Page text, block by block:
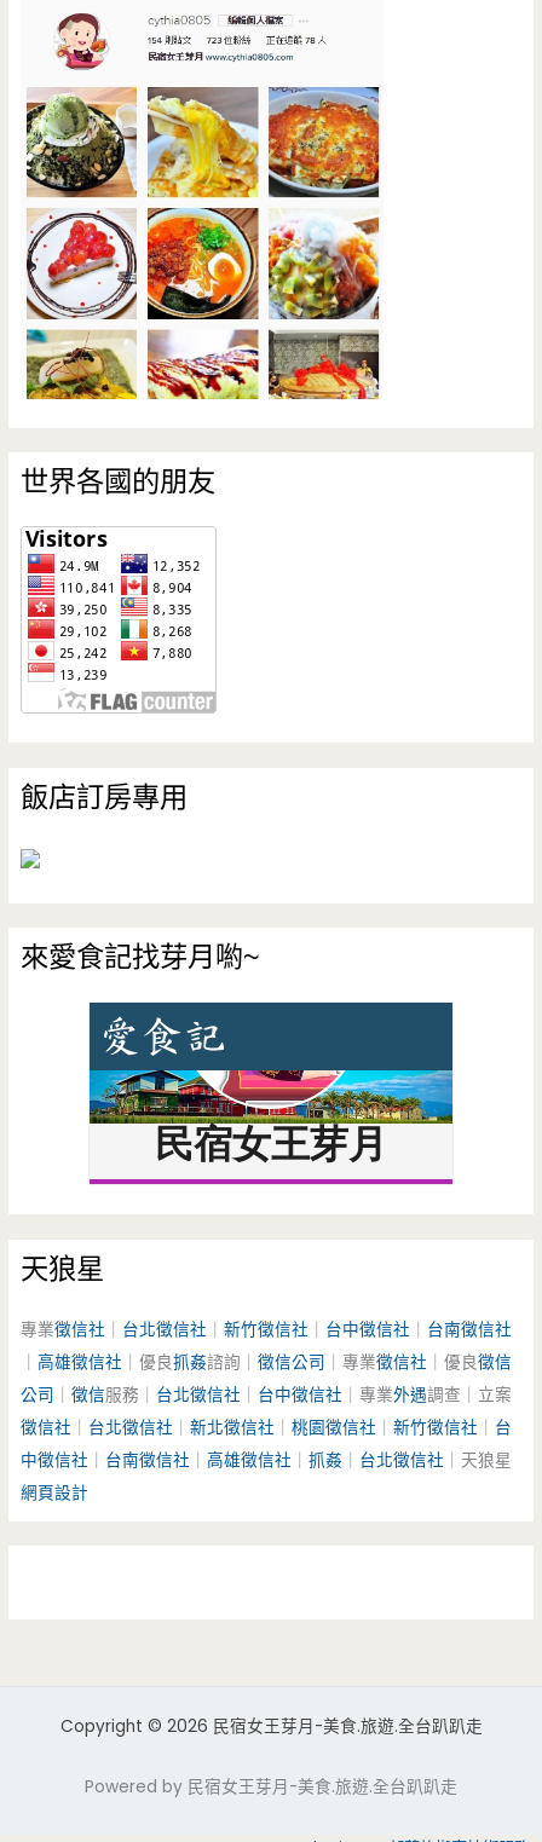
世界各國的朋友
飯店訂房專用
來愛食記找芽月喲~
天狼星
專業徵信社 台北徵信社 ｜新竹徵信社 台中徵信社
台南徵信社
｜高雄徵信社 ｜優良抓姦諮詢｜徵信公司 ｜專業徵信社 ｜優良徵信
公司 ｜徵信服務｜ 台北徵信社 台中徵信社 ｜專業外遇調查｜立案
徵信社
台北徵信社 ｜新北徵信社 ｜桃園徵信社 ｜新竹徵信社
台
中徵信社
台南徵信社 ｜高雄徵信社 ｜抓姦 台北徵信社 ｜天狼星
網頁設計
Copyright © 2026 民宿女王芽月-美食.旅遊.全台趴趴走
Powered by 民宿女王芽月-美食.旅遊.全台趴趴走